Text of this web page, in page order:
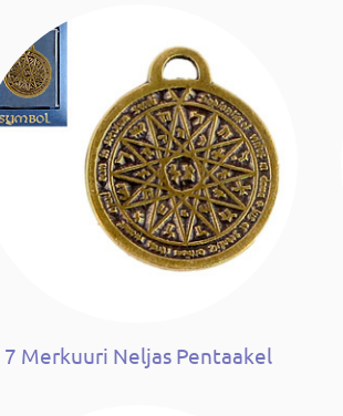
7 Merkuuri Neljas Pentaakel